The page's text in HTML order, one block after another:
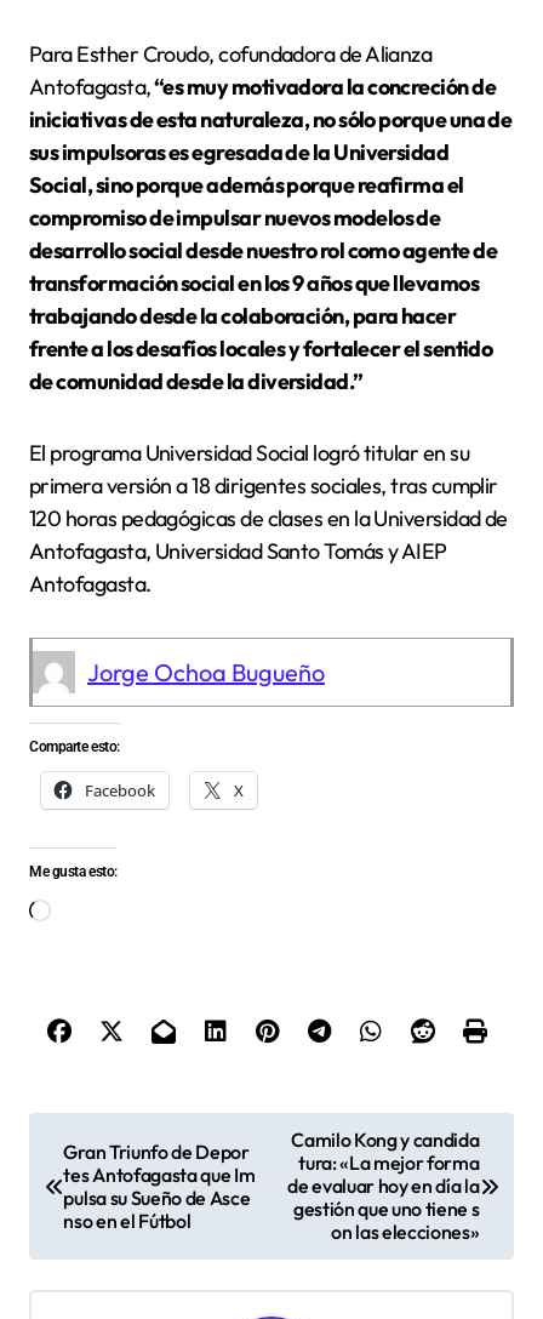
Para Esther Croudo, cofundadora de Alianza
Antofagasta,“es muy motivadora la concreción de
iniciativas de esta naturaleza, no sólo porque una de
sus impulsoras es egresada de la Universidad
Social, sino porque además porque reafirma el
compromiso de impulsar nuevos modelos de
desarrollo social desde nuestro rol como agente de
transformación social en los 9 años que llevamos
trabajando desde la colaboración, para hacer
frente a los desafíos locales y fortalecer el sentido
de comunidad desde la diversidad.”
El programa Universidad Social logró titular en su
primera versión a 18 dirigentes sociales, tras cumplir
120 horas pedagógicas de clases en la Universidad de
Antofagasta, Universidad Santo Tomás y AIEP
Antofagasta.
Jorge Ochoa Bugueño
Comparte esto:
Facebook X
Me gusta esto:
Cargando...
e
g
Gran Triunfo de Depor
tes Antofagasta que Im
pulsa su Sueño de Asce
nso en el Fútbol
Camilo Kong y candida
tura: «La mejor forma
de evaluar hoy en día la
gestión que uno tiene s
on las elecciones»